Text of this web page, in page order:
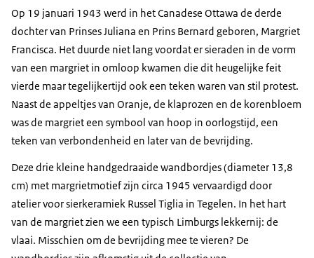
Op 19 januari 1943 werd in het Canadese Ottawa de derde
dochter van Prinses Juliana en Prins Bernard geboren, Margriet
Francisca. Het duurde niet lang voordat er sieraden in de vorm
van een margriet in omloop kwamen die dit heugelijke feit
vierde maar tegelijkertijd ook een teken waren van stil protest.
Naast de appeltjes van Oranje, de klaprozen en de korenbloem
was de margriet een symbool van hoop in oorlogstijd, een
teken van verbondenheid en later van de bevrijding.
Deze drie kleine handgedraaide wandbordjes (diameter 13,8
cm) met margrietmotief zijn circa 1945 vervaardigd door
atelier voor sierkeramiek Russel Tiglia in Tegelen. In het hart
van de margriet zien we een typisch Limburgs lekkernij: de
vlaai. Misschien om de bevrijding mee te vieren? De